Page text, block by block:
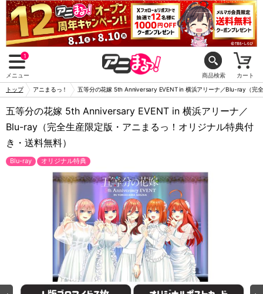
1
メニュー 商品検索 カート
トップ アニまるっ！ 五等分の花嫁 5th Anniversary EVENT in 横浜アリーナ／Blu-ray（完
五等分の花嫁 5th Anniversary EVENT in 横浜アリーナ／
Blu-ray（完全生産限定版・アニまるっ！オリジナル特典付
き・送料無料）
Blu-ray オリジナル特典